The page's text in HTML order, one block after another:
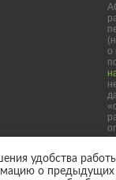
о
удобства
о предыдущих